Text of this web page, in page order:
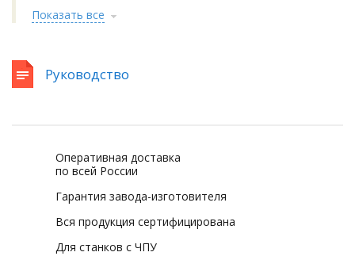
Показать все
Руководство
Оперативная доставка
по всей России
Гарантия завода-изготовителя
Вся продукция сертифицирована
Для станков с ЧПУ